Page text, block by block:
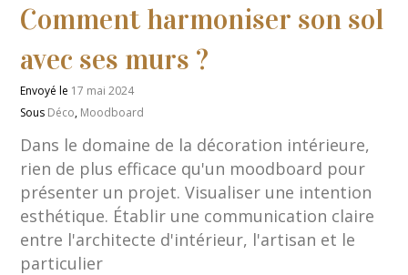
Comment harmoniser son sol
avec ses murs ?
Envoyé le 17 mai 2024
Sous Déco, Moodboard
Dans le domaine de la décoration intérieure,
rien de plus efficace qu'un moodboard pour
présenter un projet. Visualiser une intention
esthétique. Établir une communication claire
entre l'architecte d'intérieur, l'artisan et le
particulier